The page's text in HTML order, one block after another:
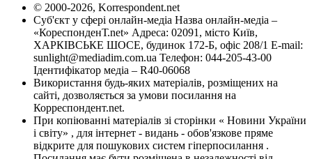
© 2000-2026, Korrespondent.net
Суб'єкт у сфері онлайн-медіа Назва онлайн-медіа –
«КореспонденТ.net» Адреса: 02091, місто Київ,
ХАРКІВСЬКЕ ШОСЕ, будинок 172-Б, офіс 208/1 E-mail:
sunlight@mediadim.com.ua Телефон: 044-205-43-00
Ідентифікатор медіа – R40-06068
Використання будь-яких матеріалів, розміщених на
сайті, дозволяється за умови посилання на
Корреспондент.net.
При копіюванні матеріалів зі сторінки « Новини України
і світу» , для інтернет - видань - обов'язкове пряме
відкрите для пошукових систем гіперпосилання .